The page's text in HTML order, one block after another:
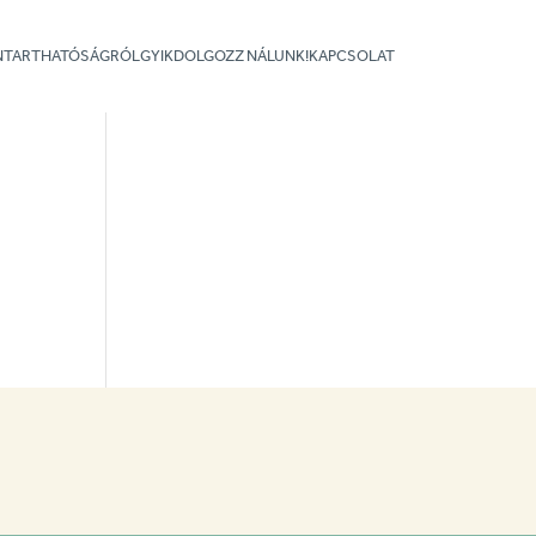
GYIKDOLGOZZ NÁLUNK!KAPCSOLAT